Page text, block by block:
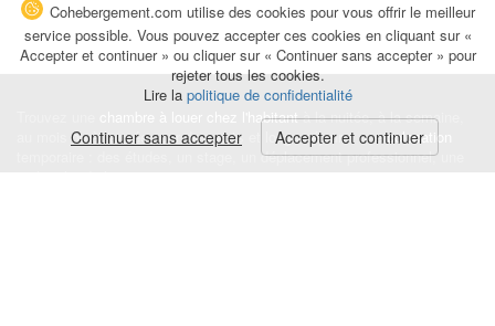
chambre à louer chez l'habitantà la nuitée, à la semaine,
au mois ou à l'année pour de courts et longs séjours, unecolocation
temporaire : des études, un stage, un déplacement professionnel, une
Cohebergement.com utilise des cookies pour vous offrir le meilleur
service possible. Vous pouvez accepter ces cookies en cliquant sur «
Accepter et continuer » ou cliquer sur « Continuer sans accepter » pour
rejeter tous les cookies.
Lire la politique de confidentialité
Continuer sans accepter Accepter et continuer